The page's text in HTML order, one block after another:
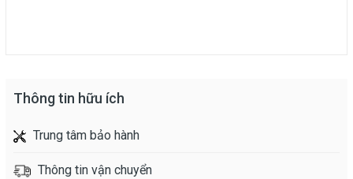
Thông tin hữu ích
Trung tâm bảo hành
Thông tin vận chuyển